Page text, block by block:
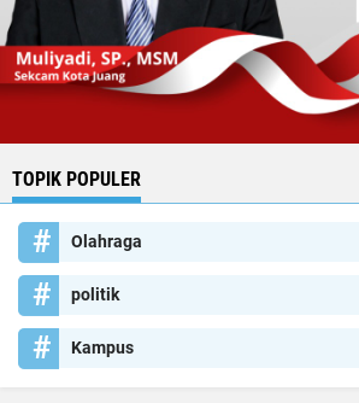
TOPIK POPULER
Olahraga
politik
Kampus